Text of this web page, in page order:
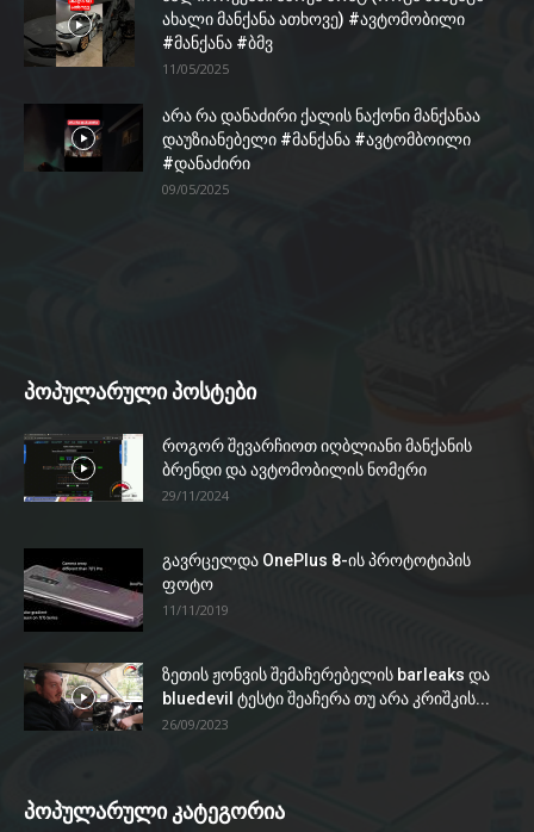
ახალი მანქანა ათხოვე) #ავტომობილი
#მანქანა #ბმვ
11/05/2025
არა რა დანაძირი ქალის ნაქონი მანქანაა
დაუზიანებელი #მანქანა #ავტომბოილი
#დანაძირი
09/05/2025
პოპულარული პოსტები
როგორ შევარჩიოთ იღბლიანი მანქანის
ბრენდი და ავტომობილის ნომერი
29/11/2024
გავრცელდა OnePlus 8-ის პროტოტიპის
ფოტო
11/11/2019
ზეთის ჟონვის შემაჩერებელის barleaks და
bluedevil ტესტი შეაჩერა თუ არა კრიშკის...
26/09/2023
პოპულარული კატეგორია